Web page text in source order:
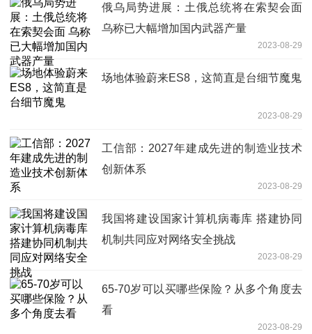
俄乌局势进展：土俄总统将在索契会面
乌称已大幅增加国内武器产量
2023-08-29
场地体验蔚来ES8，这简直是台细节魔鬼
2023-08-29
工信部：2027年建成先进的制造业技术
创新体系
2023-08-29
我国将建设国家计算机病毒库 搭建协同
机制共同应对网络安全挑战
2023-08-29
65-70岁可以买哪些保险？从多个角度去
看
2023-08-29